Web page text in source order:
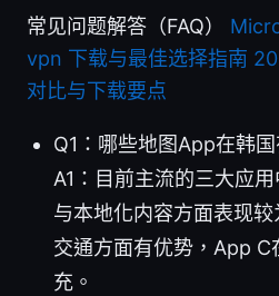
常见问题解答（FAQ）
vpn 下载与最佳选择指南
对比与下载要点
Q1：哪些地图App在韩
A1：目前主流的三大应
与本地化内容方面表现
交通方面有优势，App C
充。